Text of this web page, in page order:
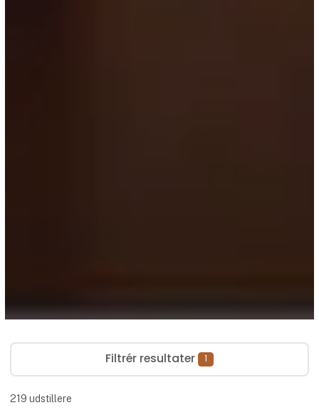
Filtrér resultater 1
219 udstillere